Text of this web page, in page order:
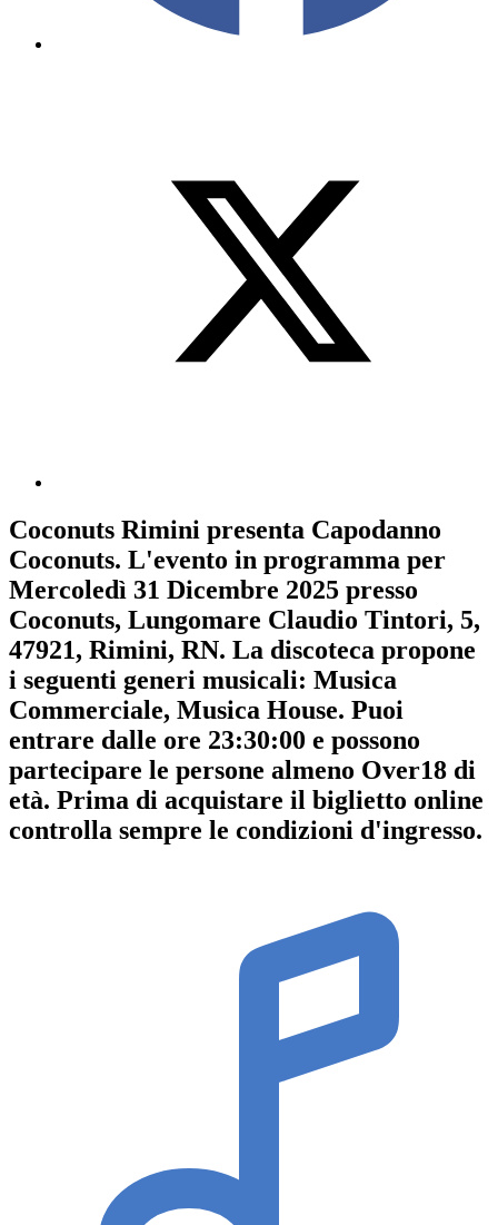
Coconuts Rimini presenta Capodanno
Coconuts. L'evento in programma per
Mercoledì 31 Dicembre 2025 presso
Coconuts, Lungomare Claudio Tintori, 5,
47921, Rimini, RN. La discoteca propone
i seguenti generi musicali: Musica
Commerciale, Musica House. Puoi
entrare dalle ore 23:30:00 e possono
partecipare le persone almeno Over18 di
età. Prima di acquistare il biglietto online
controlla sempre le condizioni d'ingresso.